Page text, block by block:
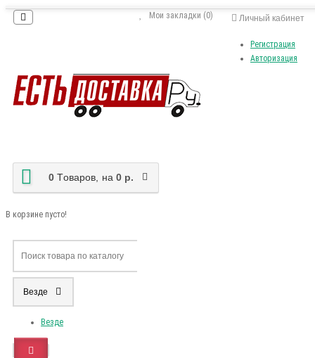
Личный кабинет
Регистрация
Авторизация
Мои закладки (0)
0 Tоваров, на 0 р.
В корзине пусто!
Везде
Везде